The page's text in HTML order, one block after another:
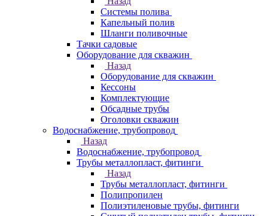
Системы полива
Капельный полив
Шланги поливочные
Тачки садовые
Оборудование для скважин
Назад
Оборудование для скважин
Кессоны
Комплектующие
Обсадные трубы
Оголовки скважин
Водоснабжение, трубопровод
Назад
Водоснабжение, трубопровод
Трубы металлопласт, фитинги
Назад
Трубы металлопласт, фитинги
Полипропилен
Полиэтиленовые трубы, фитинги